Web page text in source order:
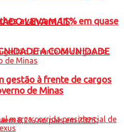
LEVA MAIS
A COMUNIDADE
avançam 11% em quase
gestão à frente de cargos
de Minas